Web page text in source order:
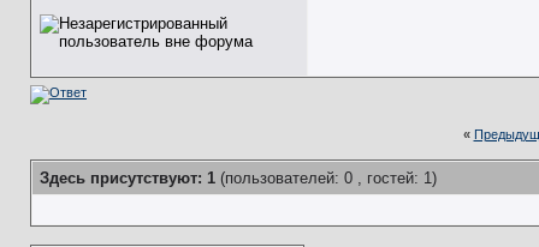
«
Здесь присутствуют: 1 (пользователей: 0 , гостей: 1)